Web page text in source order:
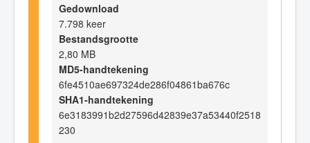
Gedownload
7.798 keer
Bestandsgrootte
2,80 MB
MD5-handtekening
6fe4510ae697324de286f04861ba676c
SHA1-handtekening
6e3183991b2d27596d42839e37a53440f2518
230